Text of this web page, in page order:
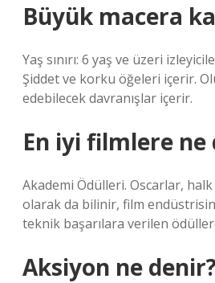
Büyük macera
Yaş sınırı: 6 yaş ve üzeri
Şiddet ve korku öğeleri içerir.
edebilecek davranışlar içerir.
En iyi filmlere ne
Akademi Ödülleri. Oscarlar, halk
olarak da bilinir, film
teknik başarılara verilen
Aksiyon ne